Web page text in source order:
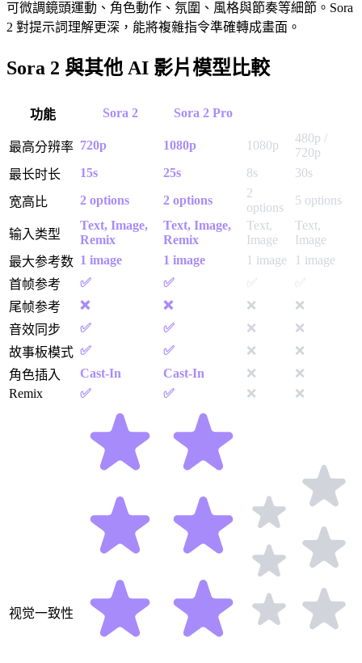
可微調鏡頭運動、角色動作、氛圍、風格與節奏等細節。Sora
2 對提示詞理解更深，能將複雜指令準確轉成畫面。
Sora 2 與其他 AI 影片模型比較
功能 Sora 2 Sora 2 Pro
最高分辨率 720p 1080p 1080p
480p /
720p
最长时长
15s 25s 8s 30s
宽高比 2 options 2 options
2
options
5 options
输入类型
Text, Image,
Remix
Text, Image,
Remix
Text,
Image
Text,
Image
最大参考数 1 image 1 image 1 image
1 image
首帧参考
✅ ✅ ✅
✅
尾帧参考
❌ ❌ ❌
❌
音效同步
✅ ✅ ❌
❌
故事板模式 ✅ ✅ ❌
❌
角色插入
Cast-In Cast-In ❌
❌
Remix
✅ ✅ ❌ ❌
视觉一致性